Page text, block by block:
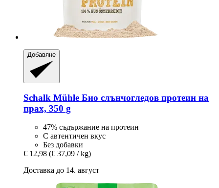
Добавяне
Schalk Mühle Био слънчогледов протеин на
прах, 350 g
47% съдържание на протеин
С автентичен вкус
Без добавки
€ 12,98 (€ 37,09 / kg)
Доставка до 14. август